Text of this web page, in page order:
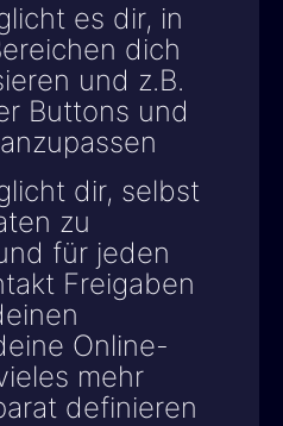
es dir, in
dich
und z.B.
Buttons und
dir, selbst
zu
für jeden
Freigaben
Online-
mehr
definieren